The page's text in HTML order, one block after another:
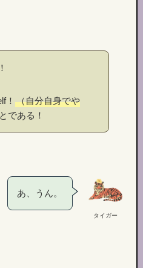
！ （自分自身でや
である！
タイガー
あ、うん。